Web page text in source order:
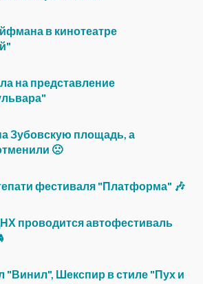
в кинотеатре
на представление
Зубовскую площадь, а
🙁
фестиваля "Платформа" 🎶
проводится автофестиваль
"Винил", Шекспир в стиле "Пух и